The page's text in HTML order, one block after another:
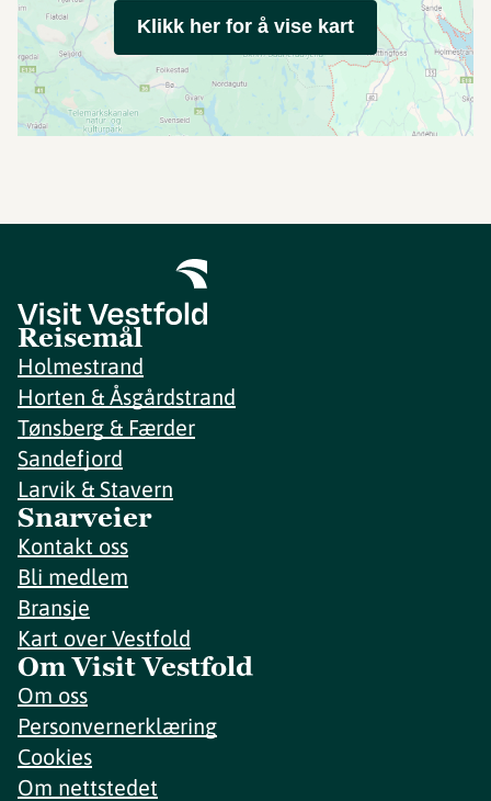
Klikk her for å vise kart
Reisemål
Holmestrand
Horten & Åsgårdstrand
Tønsberg & Færder
Sandefjord
Larvik & Stavern
Snarveier
Kontakt oss
Bli medlem
Bransje
Kart over Vestfold
Om Visit Vestfold
Om oss
Personvernerklæring
Cookies
Om nettstedet